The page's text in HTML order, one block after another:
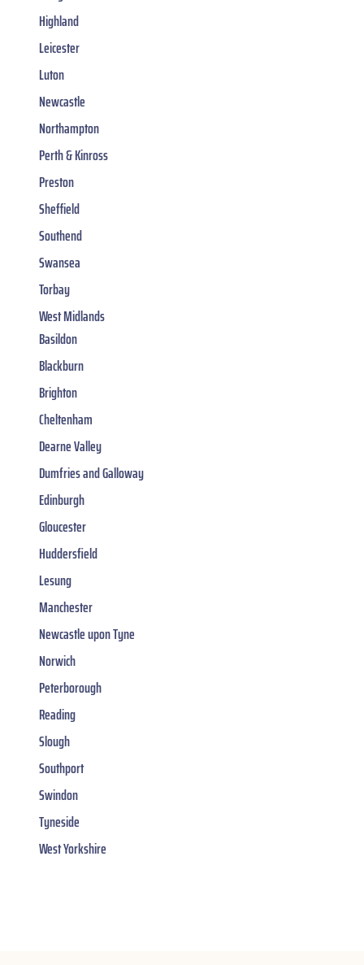
Highland
Leicester
Luton
Newcastle
Northampton
Perth & Kinross
Preston
Sheffield
Southend
Swansea
Torbay
West Midlands
Basildon
Blackburn
Brighton
Cheltenham
Dearne Valley
Dumfries and Galloway
Edinburgh
Gloucester
Huddersfield
Lesung
Manchester
Newcastle upon Tyne
Norwich
Peterborough
Reading
Slough
Southport
Swindon
Tyneside
West Yorkshire